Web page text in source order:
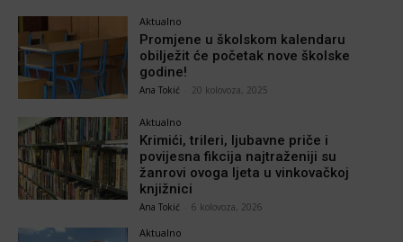
Aktualno
Promjene u školskom kalendaru
obilježit će početak nove školske
godine!
Ana Tokić 20 kolovoza, 2025
Aktualno
Krimići, trileri, ljubavne priče i
povijesna fikcija najtraženiji su
žanrovi ovoga ljeta u vinkovačkoj
knjižnici
Ana Tokić 6 kolovoza, 2026
Aktualno